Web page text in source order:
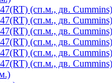
(сп.м., дв. Cummins)
(сп.м., дв. Cummins)
(сп.м., дв. Cummins)
(сп.м., дв. Cummins)
(сп.м., дв. Cummins)
(сп.м., дв. Cummins)